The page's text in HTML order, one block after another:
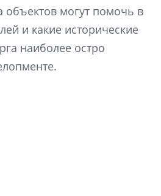
могут помочь в
и какие исторические
наиболее остро